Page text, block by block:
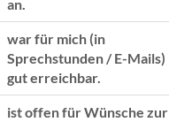
an.
war für mich (in
Sprechstunden / E-Mails)
gut erreichbar.
ist offen für Wünsche zur